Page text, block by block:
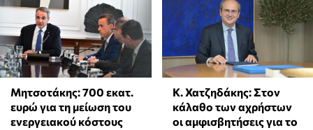
Μητσοτάκης: 700 εκατ.
ευρώ για τη μείωση του
ενεργειακού κόστους
Κ. Χατζηδάκης: Στον
κάλαθο των αχρήστων
οι αμφισβητήσεις για το